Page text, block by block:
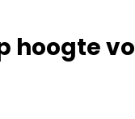
hoogte